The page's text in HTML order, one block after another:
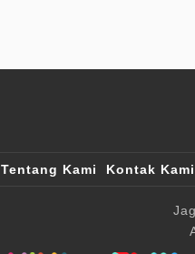
Tentang Kami Kontak Kami